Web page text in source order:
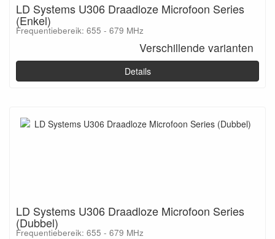
LD Systems U306 Draadloze Microfoon Series
(Enkel)
Frequentiebereik: 655 - 679 MHz
Verschillende varianten
Details
LD Systems U306 Draadloze Microfoon Series
(Dubbel)
Frequentiebereik: 655 - 679 MHz